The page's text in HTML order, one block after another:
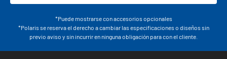
*Puede mostrarse con accesorios opcionales
*Polaris se reserva el derecho a cambiar las especificaciones o diseños sin
previo aviso y sin incurrir en ninguna obligación para con el cliente.